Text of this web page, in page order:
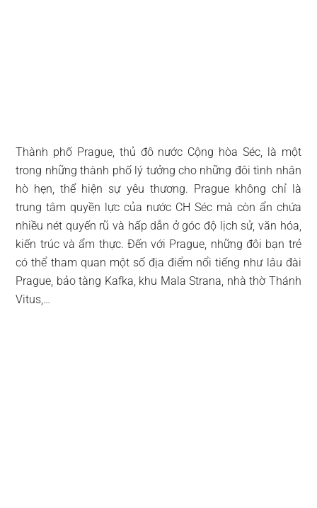
Thành phố Prague, thủ đô nước Cộng hòa Séc, là một
trong những thành phố lý tưởng cho những đôi tình nhân
hò hẹn, thể hiện sự yêu thương. Prague không chỉ là
trung tâm quyền lực của nước CH Séc mà còn ẩn chứa
nhiều nét quyến rũ và hấp dẫn ở góc độ lịch sử, văn hóa,
kiến trúc và ẩm thực. Đến với Prague, những đôi bạn trẻ
có thể tham quan một số địa điểm nổi tiếng như lâu đài
Prague, bảo tàng Kafka, khu Mala Strana, nhà thờ Thánh
Vitus,…